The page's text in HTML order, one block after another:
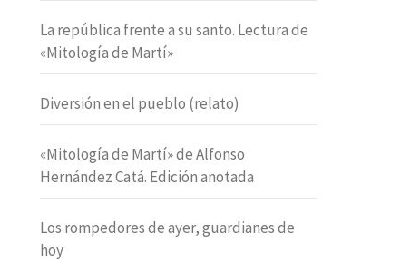
La república frente a su santo. Lectura de
«Mitología de Martí»
Diversión en el pueblo (relato)
«Mitología de Martí» de Alfonso
Hernández Catá. Edición anotada
Los rompedores de ayer, guardianes de
hoy